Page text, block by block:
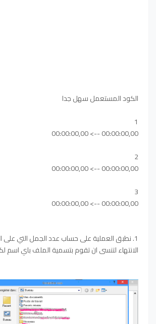
الكود المستعمل سهل جدا
1
00:00:00,00 --> 00:00:00,00
2
00:00:00,00 --> 00:00:00,00
3
00:00:00,00 --> 00:00:00,00
1. نطبق العملية على حساب عدد الجمل التي
الانتهاء لتنسى ان تقوم بتسمية الملف باي اسم